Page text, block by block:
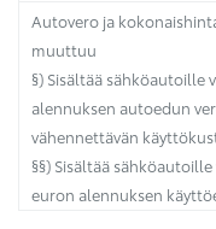
Autovero ja
muuttuu
§) Sisältää sähköautoille
alennuksen autoedun
vähennettävän
§§) Sisältää
euron alennuksen